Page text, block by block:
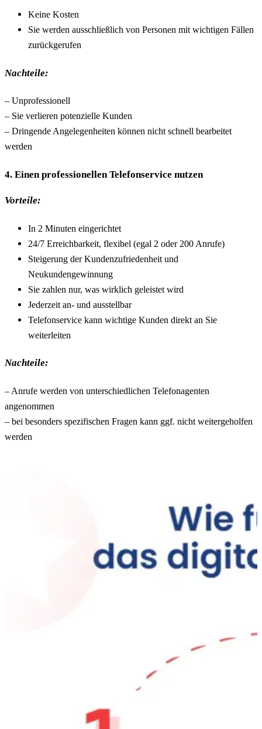
Keine Kosten
Sie werden ausschließlich von Personen mit wichtigen Fällen
zurückgerufen
Nachteile:
– Unprofessionell
– Sie verlieren potenzielle Kunden
– Dringende Angelegenheiten können nicht schnell bearbeitet
werden
4. Einen professionellen Telefonservice nutzen
Vorteile:
In 2 Minuten eingerichtet
24/7 Erreichbarkeit, flexibel (egal 2 oder 200 Anrufe)
Steigerung der Kundenzufriedenheit und
Neukundengewinnung
Sie zahlen nur, was wirklich geleistet wird
Jederzeit an- und ausstellbar
Telefonservice kann wichtige Kunden direkt an Sie
weiterleiten
Nachteile:
– Anrufe werden von unterschiedlichen Telefonagenten
angenommen
– bei besonders spezifischen Fragen kann ggf. nicht weitergeholfen
werden